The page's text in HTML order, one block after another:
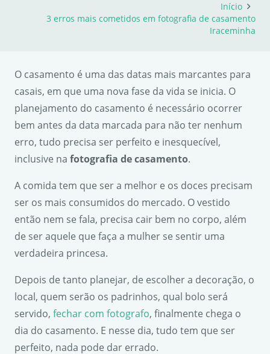
Início
3 erros mais cometidos em fotografia de casamento
Iraceminha
O casamento é uma das datas mais marcantes para
casais, em que uma nova fase da vida se inicia. O
planejamento do casamento é necessário ocorrer
bem antes da data marcada para não ter nenhum
erro, tudo precisa ser perfeito e inesquecível,
inclusive na fotografia de casamento.
A comida tem que ser a melhor e os doces precisam
ser os mais consumidos do mercado. O vestido
então nem se fala, precisa cair bem no corpo, além
de ser aquele que faça a mulher se sentir uma
verdadeira princesa.
Depois de tanto planejar, de escolher a decoração, o
local, quem serão os padrinhos, qual bolo será
servido, fechar com fotografo, finalmente chega o
dia do casamento. E nesse dia, tudo tem que ser
perfeito, nada pode dar errado.